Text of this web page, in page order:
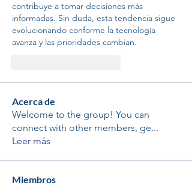
contribuye a tomar decisiones más
informadas. Sin duda, esta tendencia sigue
evolucionando conforme la tecnología
avanza y las prioridades cambian.
Acerca de
Welcome to the group! You can
connect with other members, ge...
Leer más
Miembros